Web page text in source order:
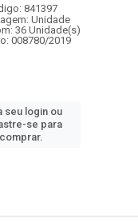
841397
Unidade
36 Unidade(s)
008780/2019
seu login ou
se para
comprar.